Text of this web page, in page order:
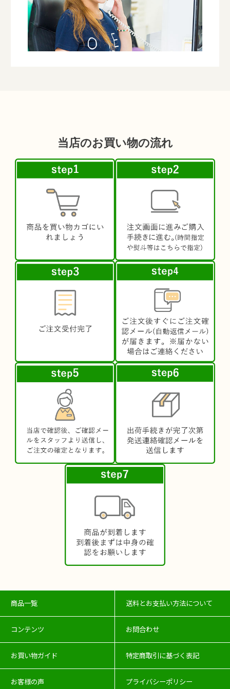
当店のお買い物の流れ
商品一覧
コンテンツ
お買い物ガイド
お客様の声
送料とお支払い方法について
お問合わせ
特定商取引に基づく表記
プライバシーポリシー